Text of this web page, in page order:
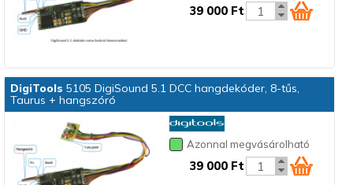
39 000 Ft
DigiTools 5105 DigiSound 5.1 DCC hangdekóder, 8-tűs,
Taurus + hangszóró
Azonnal megvásárolható
39 000 Ft